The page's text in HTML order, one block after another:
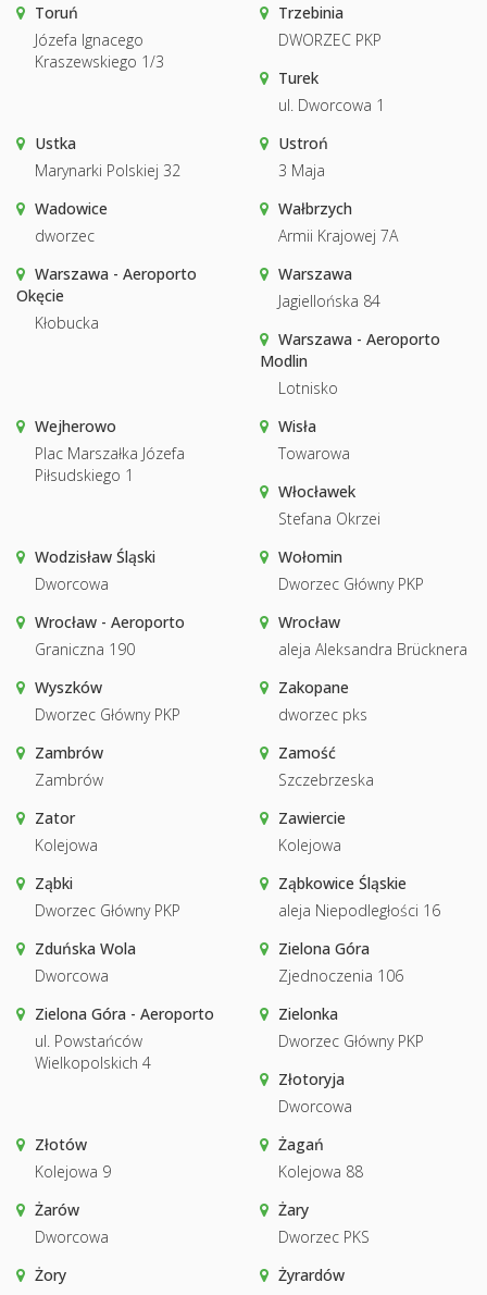
Toruń
Józefa Ignacego
Kraszewskiego 1/3
Trzebinia
DWORZEC PKP
Turek
ul. Dworcowa 1
Ustka
Marynarki Polskiej 32
Ustroń
3 Maja
Wadowice
dworzec
Wałbrzych
Armii Krajowej 7A
Warszawa - Aeroporto
Okęcie
Kłobucka
Warszawa
Jagiellońska 84
Warszawa - Aeroporto
Modlin
Lotnisko
Wejherowo
Plac Marszałka Józefa
Piłsudskiego 1
Wisła
Towarowa
Włocławek
Stefana Okrzei
Wodzisław Śląski
Dworcowa
Wołomin
Dworzec Główny PKP
Wrocław - Aeroporto
Graniczna 190
Wrocław
aleja Aleksandra Brücknera
Wyszków
Dworzec Główny PKP
Zakopane
dworzec pks
Zambrów
Zambrów
Zamość
Szczebrzeska
Zator
Kolejowa
Zawiercie
Kolejowa
Ząbki
Dworzec Główny PKP
Ząbkowice Śląskie
aleja Niepodległości 16
Zduńska Wola
Dworcowa
Zielona Góra
Zjednoczenia 106
Zielona Góra - Aeroporto
ul. Powstańców
Wielkopolskich 4
Zielonka
Dworzec Główny PKP
Złotoryja
Dworcowa
Złotów
Kolejowa 9
Żagań
Kolejowa 88
Żarów
Dworcowa
Żary
Dworzec PKS
Żory
Żyrardów